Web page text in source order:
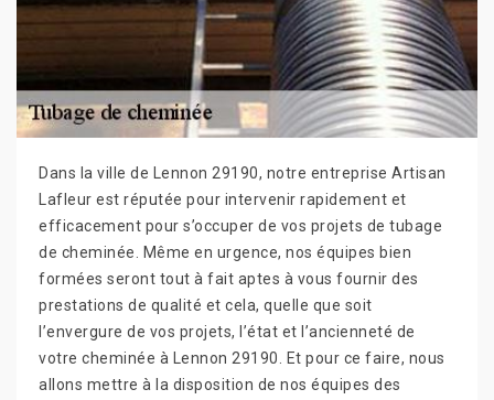
Dans la ville de Lennon 29190, notre entreprise Artisan
Lafleur est réputée pour intervenir rapidement et
efficacement pour s’occuper de vos projets de tubage
de cheminée. Même en urgence, nos équipes bien
formées seront tout à fait aptes à vous fournir des
prestations de qualité et cela, quelle que soit
l’envergure de vos projets, l’état et l’ancienneté de
votre cheminée à Lennon 29190. Et pour ce faire, nous
allons mettre à la disposition de nos équipes des